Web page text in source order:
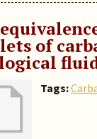
of
Tags: